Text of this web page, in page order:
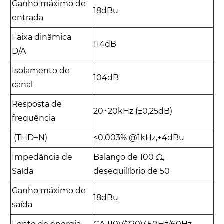
Ganho máximo de
entrada
18dBu
Faixa dinâmica
D/A
114dB
Isolamento de
canal
104dB
Resposta de
frequência
20~20kHz (±0,25dB)
(THD+N) ≤0,003% @1kHz,+4dBu
Impedância de
Saída
Balanço de 100 Ω,
desequilíbrio de 50
Ganho máximo de
saída
18dBu